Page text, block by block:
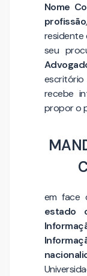
Nome
profissão
residente
seu
recebe
propor o
em face
estado